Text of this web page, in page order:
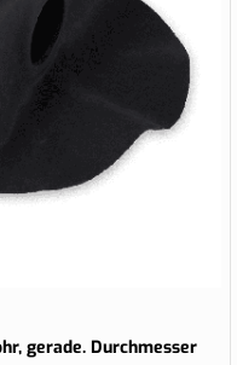
gerade. Durchmesser